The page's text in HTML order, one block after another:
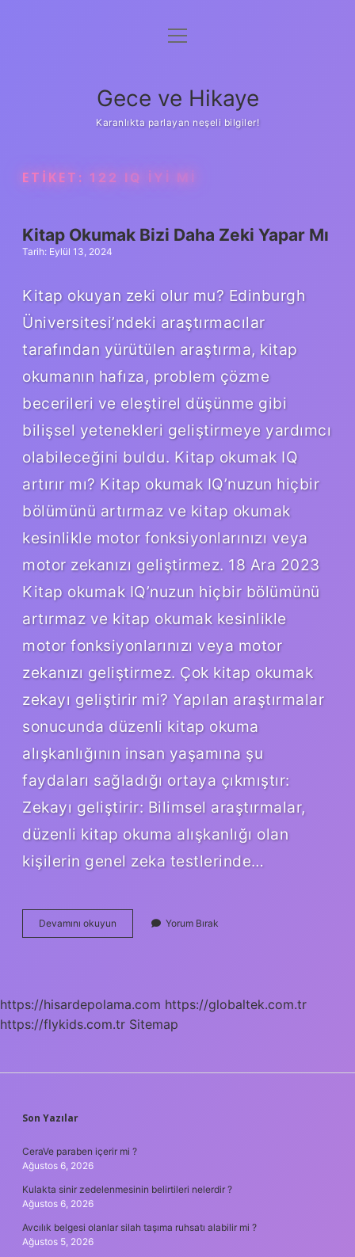
Anasayfa
Yasal Uyarı
menüyü
Gece ve Hikaye
Karanlıkta parlayan neşeli bilgiler!
ETIKET: 122 IQ IYI MI
Kitap Okumak Bizi Daha Zeki Yapar Mı
Tarih: Eylül 13, 2024
Kitap okuyan zeki olur mu? Edinburgh
Üniversitesi’ndeki araştırmacılar
tarafından yürütülen araştırma, kitap
okumanın hafıza, problem çözme
becerileri ve eleştirel düşünme gibi
bilişsel yetenekleri geliştirmeye yardımcı
olabileceğini buldu. Kitap okumak IQ
artırır mı? Kitap okumak IQ’nuzun hiçbir
bölümünü artırmaz ve kitap okumak
kesinlikle motor fonksiyonlarınızı veya
motor zekanızı geliştirmez. 18 Ara 2023
Kitap okumak IQ’nuzun hiçbir bölümünü
artırmaz ve kitap okumak kesinlikle
motor fonksiyonlarınızı veya motor
zekanızı geliştirmez. Çok kitap okumak
zekayı geliştirir mi? Yapılan araştırmalar
sonucunda düzenli kitap okuma
alışkanlığının insan yaşamına şu
faydaları sağladığı ortaya çıkmıştır:
Zekayı geliştirir: Bilimsel araştırmalar,
düzenli kitap okuma alışkanlığı olan
kişilerin genel zeka testlerinde…
Devamını okuyun
Okumak
Mı
Yorum Bırak
https://hisardepolama.com https://globaltek.com.tr
https://flykids.com.tr Sitemap
SIDEBAR
Son Yazılar
CeraVe paraben içerir mi ?
Ağustos 6, 2026
Kulakta sinir zedelenmesinin belirtileri nelerdir ?
Ağustos 6, 2026
Avcılık belgesi olanlar silah taşıma ruhsatı alabilir mi ?
Ağustos 5, 2026